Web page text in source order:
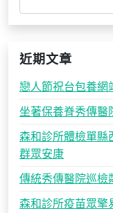
近期文章
戀人節祝台包養網
坐著保養脊秀傳醫
森和診所體檢單縣
群眾安康
傳統秀傳醫院巡檢
森和診所疫苗眾擎